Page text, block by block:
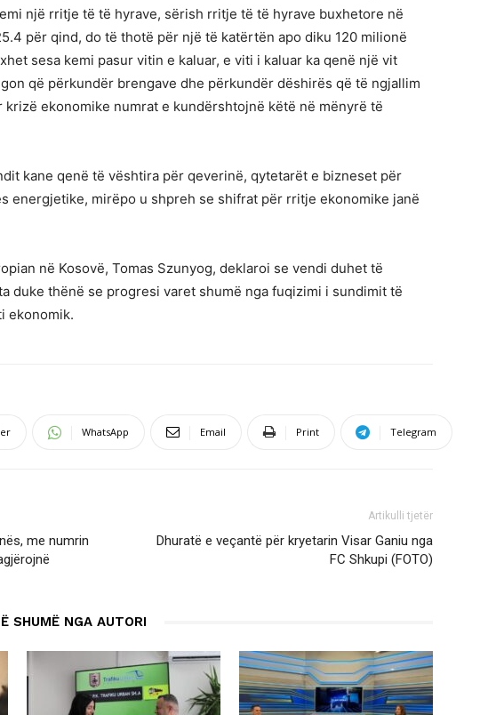
një rritje të të hyrave, sërish rritje të të hyrave buxhetore në
për qind, do të thotë për një të katërtën apo diku 120 milionë
sesa kemi pasur vitin e kaluar, e viti i kaluar ka qenë një vit
që përkundër brengave dhe përkundër dëshirës që të ngjallim
ekonomike numrat e kundërshtojnë këtë në mënyrë të
kane qenë të vështira për qeverinë, qytetarët e bizneset për
energjetike, mirëpo u shpreh se shifrat për rritje ekonomike janë
në Kosovë, Tomas Szunyog, deklaroi se vendi duhet të
duke thënë se progresi varet shumë nga fuqizimi i sundimit të
ekonomik.
WhatsApp Email Print Telegram
me numrin
Artikulli tjetër
Dhuratë e veçantë për kryetarin Visar Ganiu nga
FC Shkupi (FOTO)
SHUMË NGA AUTORI